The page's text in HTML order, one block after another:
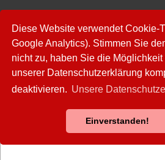
Diese Website verwendet Cookie-
Google Analytics). Stimmen Sie
nicht zu, haben Sie die Möglichkeit
unserer Datenschutzerklärung
deaktivieren. Unsere
Einverstanden!